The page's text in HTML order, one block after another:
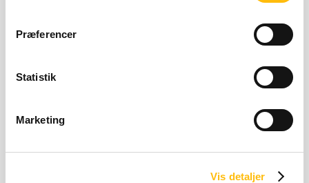
Præferencer
Statistik
Marketing
Vis detaljer
Næringsindhold